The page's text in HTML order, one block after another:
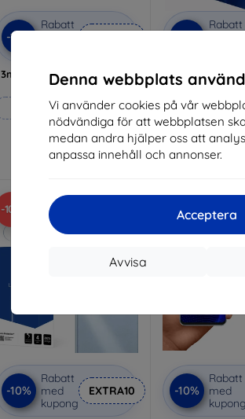
Denna webbplats
Vi använder cookies på vår
nödvändiga för att webbplatsen
medan andra hjälper oss att
anpassa innehåll och annonser.
Acceptera
Avvisa
-10%
Rabatt
3mk Anti-Shock protective
glass
Tillverkat efter mått
214 kr
193 kr
Rabatt
3mk Pure
Tillverkat
170
153
-10%
-10%
Rabatt
med
kupong
EXTRA10
-10%
-10%
Rabatt
med
kupong